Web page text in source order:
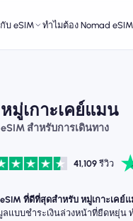
บ eSIM ทำไมต้อง Nomad eSIM
หมู่เกาะเคย์แมน
eSIM สำหรับการเดินทาง
41,109 รีวิว
ที่ดีที่สุดสำหรับ หมู่เกาะเคย์
แบบชำระเงินล่วงหน้าที่ยืดหยุ่น